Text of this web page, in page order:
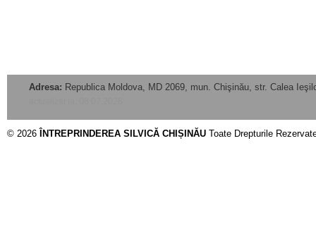
Adresa: Republica Moldova, MD 2069, mun. Chişinău, str. Calea
© 2026 ÎNTREPRINDEREA SILVICĂ CHIȘINĂU Toate Drepturile